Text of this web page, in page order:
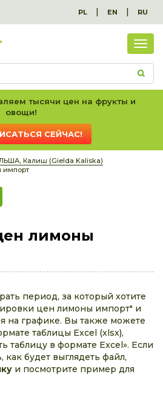
PL | EN | RU
вес
тысячи цен на фрукты и
овощи!
СЕЙЧАС!
Калиш (Gielda Kaliska)
импорт
лимоны
период, за который хотите
цен лимоны импорт" и
на графике. Вы также можете
таблицы Excel (xlsx),
таблицу в формате Excel». Если
как будет выглядеть файл,
и посмотрите пример для